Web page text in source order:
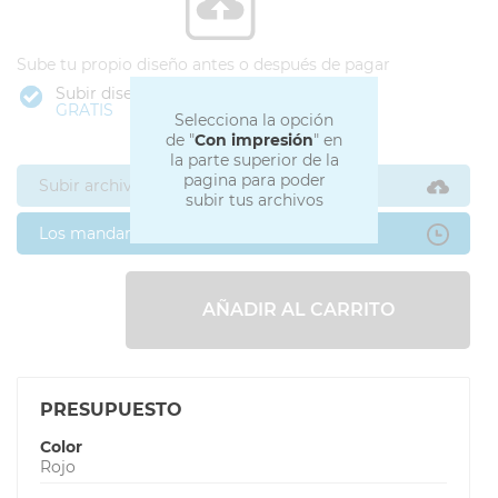
Selecciona la opción
de "Con impresión" en
la parte superior de la
pagina para poder
subir tus archivos
Sube tu propio diseño antes o después de pagar
Subir diseño
GRATIS
Subir archivos ahora
Los mandaré después
AÑADIR AL CARRITO
PRESUPUESTO
Color
Rojo